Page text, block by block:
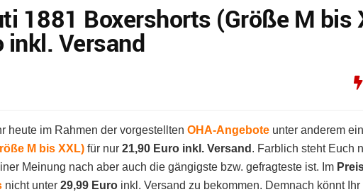
1881 Boxershorts (Größe M bis
inkl. Versand
heute im Rahmen der vorgestellten OHA-Angebote unter anderem
M bis XXL) für nur 21,90 Euro inkl. Versand . Farblich steht Euch
Meinung nach aber auch die gängigste bzw. gefragteste ist. Im
nicht unter 29,99 Euro inkl. Versand zu bekommen. Demnach könnt